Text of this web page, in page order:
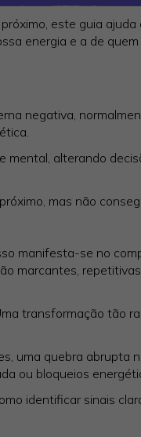
este guia
energia e a de
negativa,
alterando
mas não
manifesta-se no
marcantes,
transformação tão
uma quebra abrupta
ou bloqueios
identificar sinais